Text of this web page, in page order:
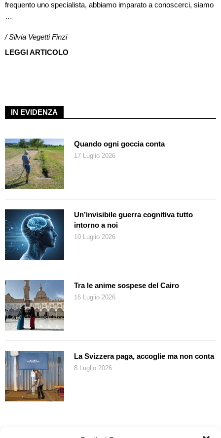
frequento uno specialista, abbiamo imparato a conoscerci, siamo
…
/ Silvia Vegetti Finzi
LEGGI ARTICOLO
IN EVIDENZA
Quando ogni goccia conta
17 Luglio 2026
Un’invisibile guerra cognitiva tutto
intorno a noi
10 Luglio 2026
Tra le anime sospese del Cairo
16 Luglio 2026
La Svizzera paga, accoglie ma non conta
8 Luglio 2026